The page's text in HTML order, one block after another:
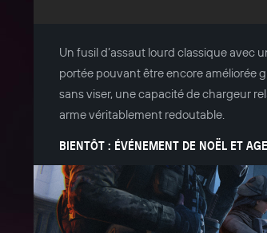
Un fusil d’assaut lourd classique avec
portée pouvant être encore améliorée
sans viser, une capacité de chargeur
arme véritablement redoutable.
BIENTÔT : ÉVÉNEMENT DE NOËL ET